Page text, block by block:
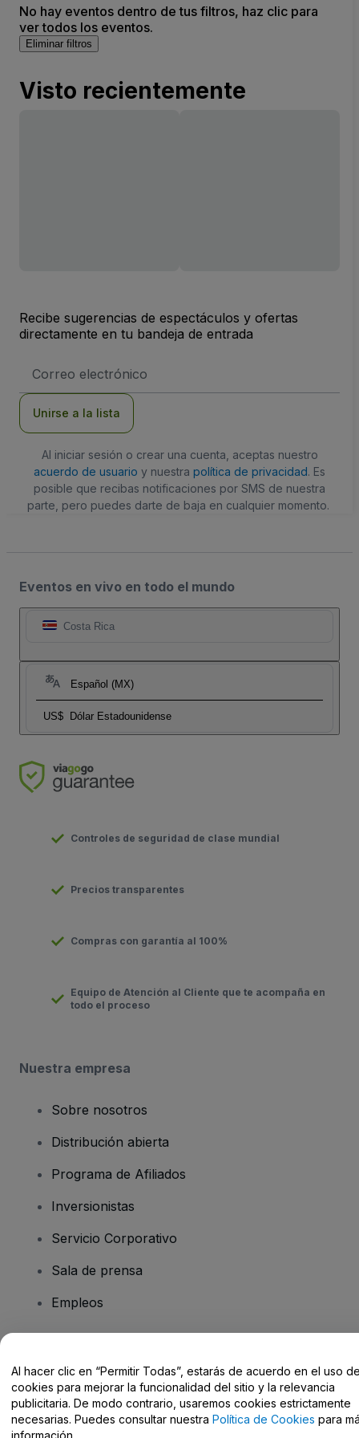
No hay eventos dentro de tus filtros, haz clic para
ver todos los eventos.
Eliminar filtros
Visto recientemente
Recibe sugerencias de espectáculos y ofertas
directamente en tu bandeja de entrada
de
Unirse a la lista
Al iniciar sesión o crear una cuenta, aceptas nuestro
acuerdo de usuario y nuestra política de privacidad. Es
posible que recibas notificaciones por SMS de nuestra
parte, pero puedes darte de baja en cualquier momento.
Eventos en vivo en todo el mundo
Costa Rica
Español (MX)
US$ Dólar Estadounidense
Controles de seguridad de clase mundial
Precios transparentes
Compras con garantía al 100%
Equipo de Atención al Cliente que te acompaña en
todo el proceso
Nuestra empresa
Sobre nosotros
Distribución abierta
Programa de Afiliados
Inversionistas
Servicio Corporativo
Sala de prensa
Empleos
Centro de Ayuda / Contacto
Al hacer clic en “Permitir Todas”, estarás de acuerdo en el uso
cookies para mejorar la funcionalidad del sitio y la relevancia
publicitaria. De modo contrario, usaremos cookies estrictamente
necesarias. Puedes consultar nuestra Política de Cookies para
información.